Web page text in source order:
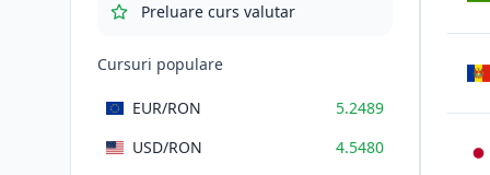
Preluare curs valutar
Cursuri populare
EUR/RON
5.2489
USD/RON
4.5480